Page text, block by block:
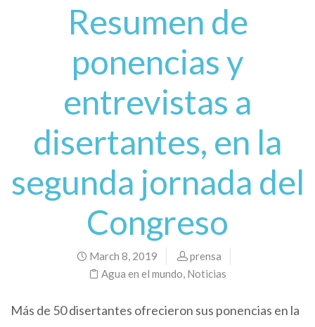
Resumen de
ponencias y
entrevistas a
disertantes, en la
segunda jornada del
Congreso
March 8, 2019
prensa
Agua en el mundo, Noticias
Más de 50 disertantes ofrecieron sus ponencias en la